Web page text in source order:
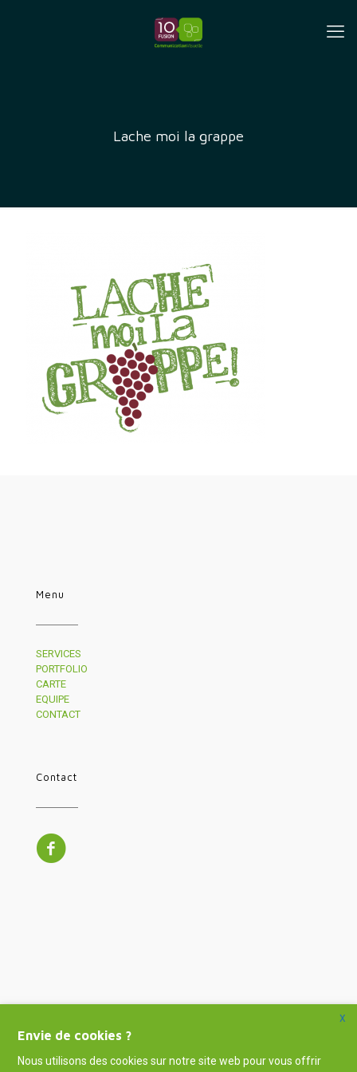
Lache moi la grappe
Menu
SERVICES
PORTFOLIO
CARTE
EQUIPE
CONTACT
Contact
X
Envie de cookies ?
Nous utilisons des cookies sur notre site web pour vous offrir